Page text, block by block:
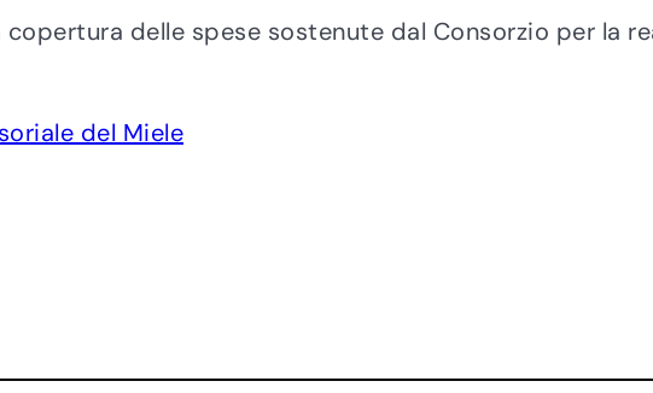
delle spese sostenute dal Consorzio per la
del Miele